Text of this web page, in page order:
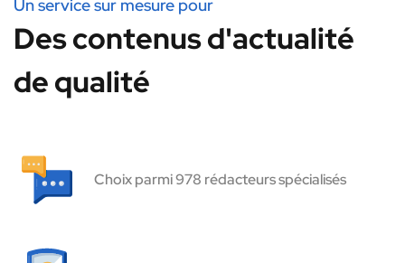
Un service sur mesure pour
Des contenus d'actualité
de qualité
Choix parmi 978 rédacteurs spécialisés